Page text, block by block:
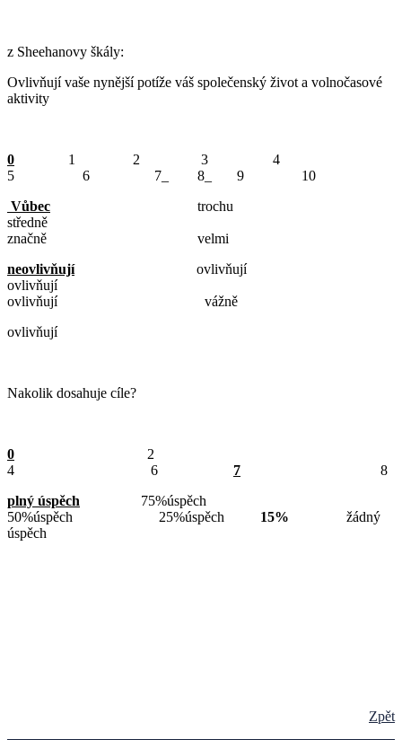
z Sheehanovy škály:
Ovlivňují vaše nynější potíže váš společenský život a volnočasové
aktivity
0 1 2 3 4
5 6 7_ 8_ 9 10
Vůbec trochu
středně
značně velmi
neovlivňujíovlivňují
ovlivňují
ovlivňují vážně
ovlivňují
Nakolik dosahuje cíle?
0 2
4 6 7 8
plný úspěch 75%úspěch
50%úspěch 25%úspěch 15% žádný
úspěch
Zpět